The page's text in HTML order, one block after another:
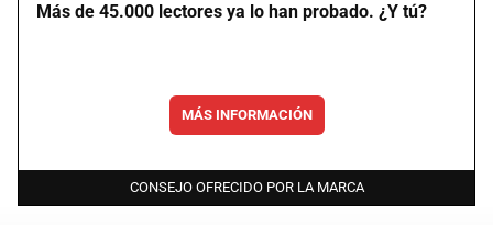
Más de 45.000 lectores ya lo han probado. ¿Y tú?
MÁS INFORMACIÓN
CONSEJO OFRECIDO POR LA MARCA